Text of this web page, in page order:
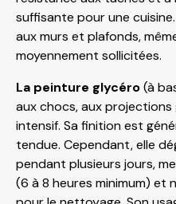
suffisante pour une
aux murs et plafonds,
moyennement sollicitées.
La peinture glycéro(à
aux chocs, aux
intensif. Sa finition est
tendue. Cependant, elle
pendant plusieurs jours,
(6 à 8 heures minimum)